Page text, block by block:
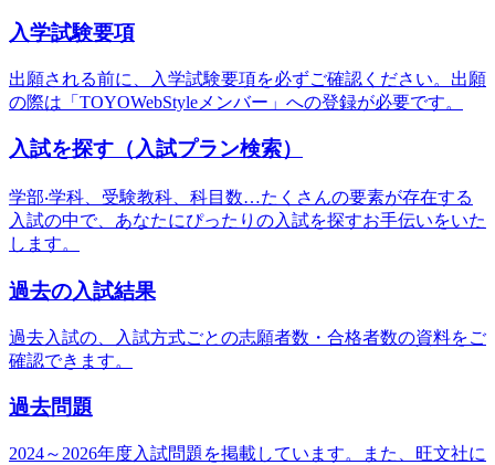
入学試験要項
出願される前に、⼊学試験要項を必ずご確認ください。出願
の際は「TOYOWebStyleメンバー」への登録が必要です。
入試を探す（入試プラン検索）
学部‧学科、受験教科、科⽬数…たくさんの要素が存在する
⼊試の中で、あなたにぴったりの⼊試を探すお⼿伝いをいた
します。
過去の入試結果
過去入試の、入試方式ごとの志願者数・合格者数の資料をご
確認できます。
過去問題
2024～2026年度入試問題を掲載しています。また、旺文社に